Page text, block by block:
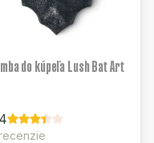
do kúpeľa Lush Bat Art